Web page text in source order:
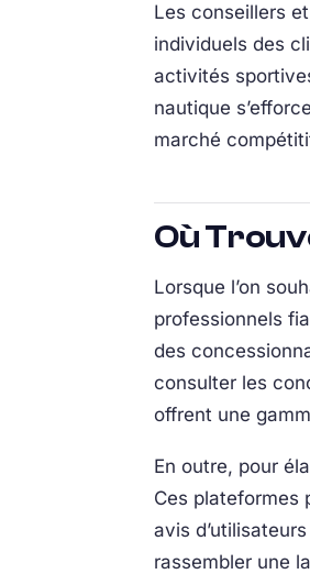
Les conseillers
individuels des
activités
nautique
marché
Où
Lorsque l’on
professionnels
des
consulter les
offrent une
En outre, pour
Ces plateformes
avis
rassembler une